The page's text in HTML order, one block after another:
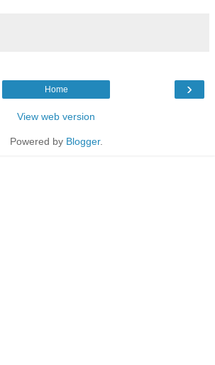
›
Home
View web version
Powered by Blogger.